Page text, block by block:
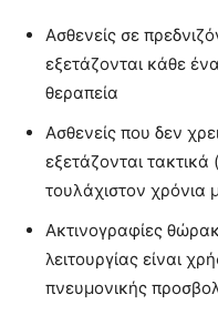
Ασθενείς σε
εξετάζονται κάθε
θεραπεία
Ασθενείς που δεν
εξετάζονται τακτικά
τουλάχιστον χρόνια
Ακτινογραφίες
λειτουργίας είναι
πνευμονικής